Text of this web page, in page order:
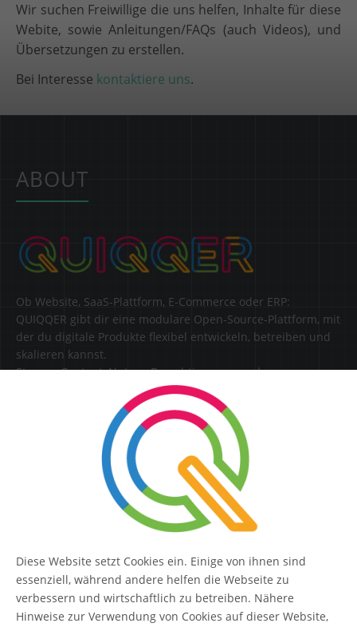
Wir suchen Freiwillige die uns helfen, Inhalte für diese
Webite, sowie Anleitungen/FAQs (auch Videos), und
Übersetzungen zu erstellen.
Bei Interesse kontaktiere uns.
ABOUT
Ob Website, SaaS-Plattform, E-Commerce oder ERP:
QUIQQER gibt dir eine modulare Open-Source-Plattform, mit
der du digitale Produkte flexibel entwickeln, betreiben und
skalieren kannst.
Steuere Content, Nutzer, Berechtigungen und
Erweiterungen zentral in einer Lösung.
QUIQQER
Diese Website setzt Cookies ein. Einige von ihnen sind
essenziell, während andere helfen die Webseite zu
verbessern und wirtschaftlich zu betreiben. Nähere
Hinweise zur Verwendung von Cookies auf dieser Website,